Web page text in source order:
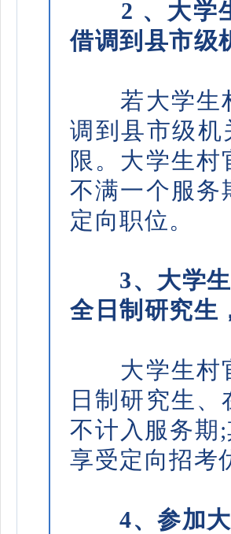
2 、大学生
借调到县市级
若大学生村
调到县市级
限。大学生
不满一个服务
定向职位。
3、大学生
全日制研究生
大学生村官
日制研究生
不计入服务期
享受定向招考
4、参加大